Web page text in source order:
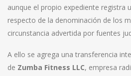
aunque el propio expediente registra
respecto de la denominación de los
circunstancia advertida por fuentes
A ello se agrega una transferencia
de Zumba Fitness LLC, empresa